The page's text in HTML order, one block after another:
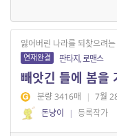
잃어버린 나라를 되찾으려
연재완결 판타지, 로맨스
빼앗긴 들에 봄을
분량 3416매 | 7월
돈냥이
| 등록작가